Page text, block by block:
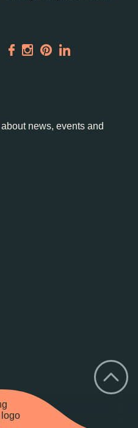
news, events and